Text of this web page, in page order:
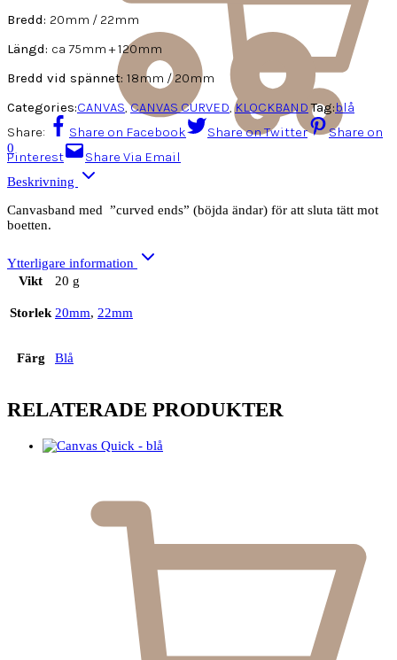
0
Bredd: 20mm / 22mm
Längd: ca 75mm + 120mm
Bredd vid spännet: 18mm / 20mm
Categories:CANVAS,CANVAS CURVED,KLOCKBAND Tag:blå
Share:
Share on Facebook Share on Twitter
Share on
Pinterest
Share Via Email
Beskrivning
Canvasband med ”curved ends” (böjda ändar) för att sluta tätt mot
boetten.
Ytterligare information
Vikt
20 g
Storlek 20mm, 22mm
Färg Blå
RELATERADE PRODUKTER